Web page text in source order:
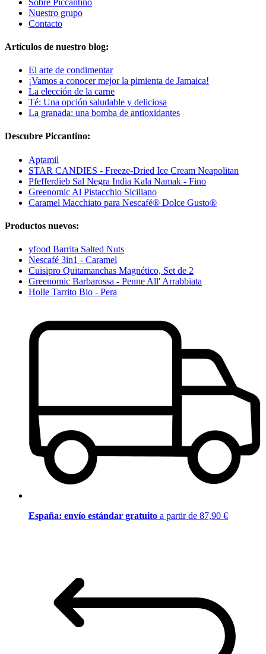
Nuestro grupo
Contacto
Artículos de nuestro blog:
El arte de condimentar
¡Vamos a conocer mejor la pimienta de Jamaica!
La elección de la carne
Té: Una opción saludable y deliciosa
La granada: una bomba de antioxidantes
Descubre Piccantino:
Aptamil
STAR CANDIES - Freeze-Dried Ice Cream Neapolitan
Pfefferdieb Sal Negra India Kala Namak - Fino
Greenomic Al Pistacchio Siciliano
Caramel Macchiato para Nescafé® Dolce Gusto®
Productos nuevos:
yfood Barrita Salted Nuts
Nescafé 3in1 - Caramel
Cuisipro Quitamanchas Magnético, Set de 2
Greenomic Barbarossa - Penne All' Arrabbiata
Holle Tarrito Bio - Pera
España: envío estándar gratuito a partir de 87,90 €